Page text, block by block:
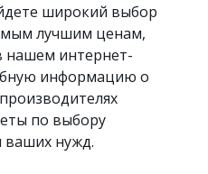
широкий выбор
лучшим ценам,
нашем интернет-
информацию о
по выбору
ваших нужд.